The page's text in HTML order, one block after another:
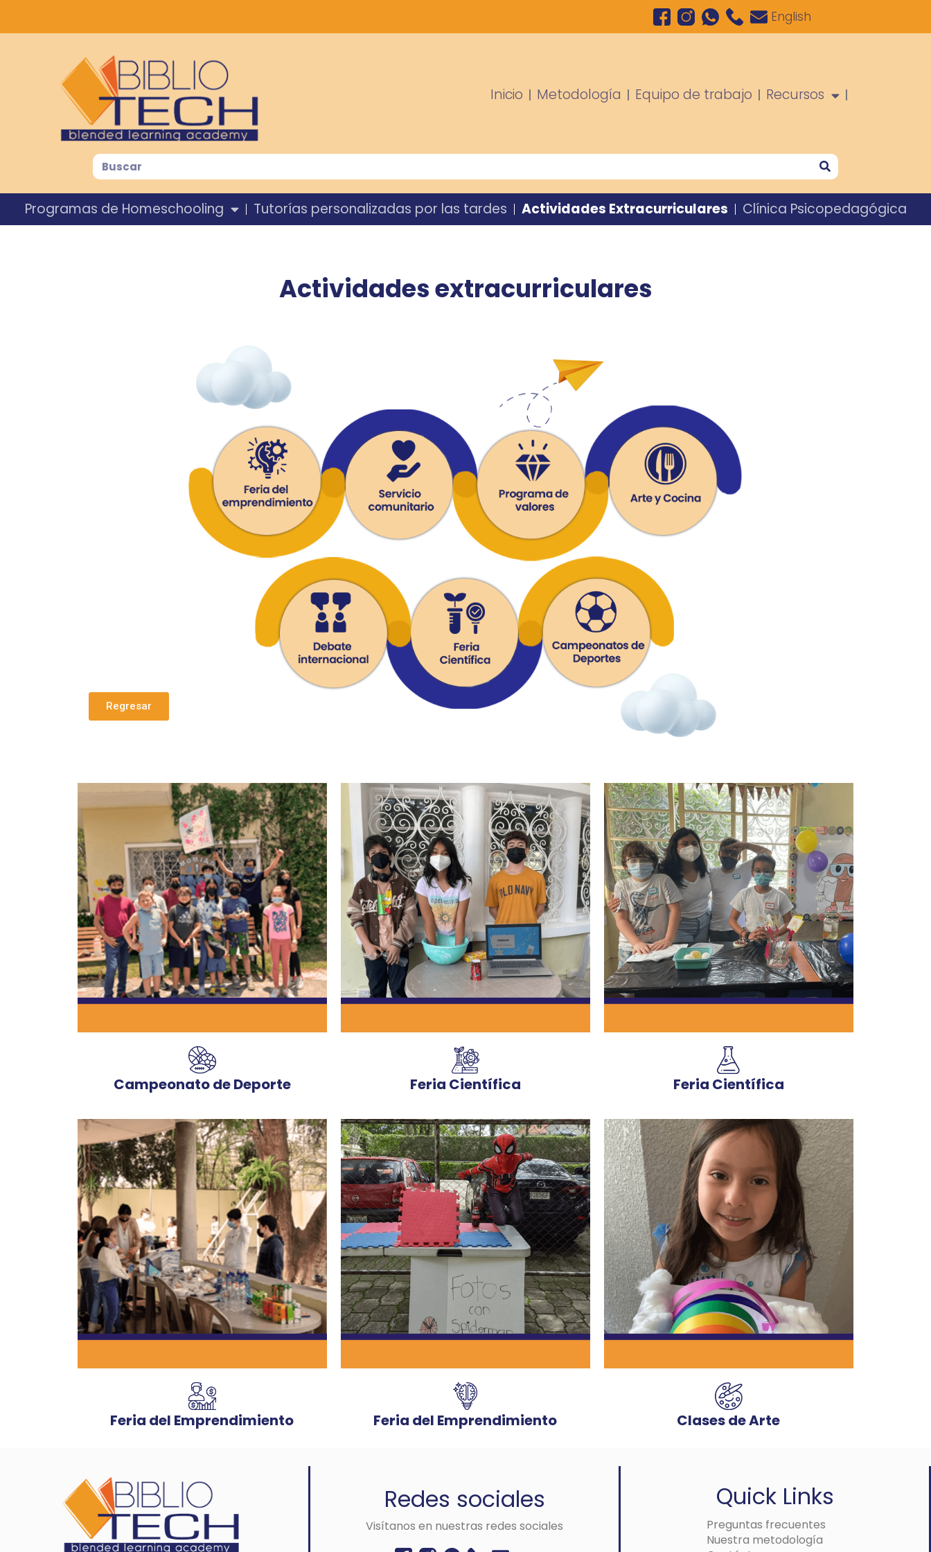
English
Inicio Metodología Equipo de trabajo Recursos
Programas de Homeschooling Tutorías personalizadas por las tardes Actividades Extracurriculares Clínica Psicopedagógica
Actividades extracurriculares
Regresar
Campeonatode Deporte Feria Científica Feria Científica
Feria del Emprendimiento Feria del Emprendimiento Clases de Arte
Redes sociales
Visítanos en nuestras redes sociales
Quick Links
Preguntas frecuentes
Nuestra metodología